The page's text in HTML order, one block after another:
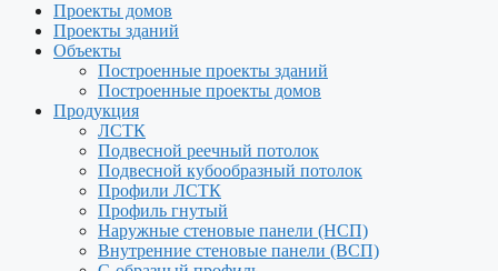
Проекты домов
Проекты зданий
Объекты
Построенные проекты зданий
Построенные проекты домов
Продукция
ЛСТК
Подвесной реечный потолок
Подвесной кубообразный потолок
Профили ЛСТК
Профиль гнутый
Наружные стеновые панели (НСП)
Внутренние стеновые панели (ВСП)